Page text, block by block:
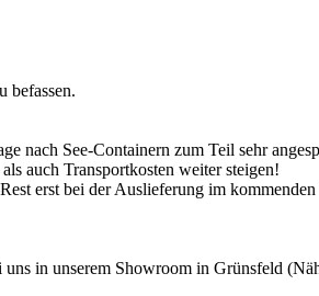
befassen.
nach See-Containern zum Teil sehr
auch Transportkosten weiter steigen!
erst bei der Auslieferung im
in unserem Showroom in Grünsfeld